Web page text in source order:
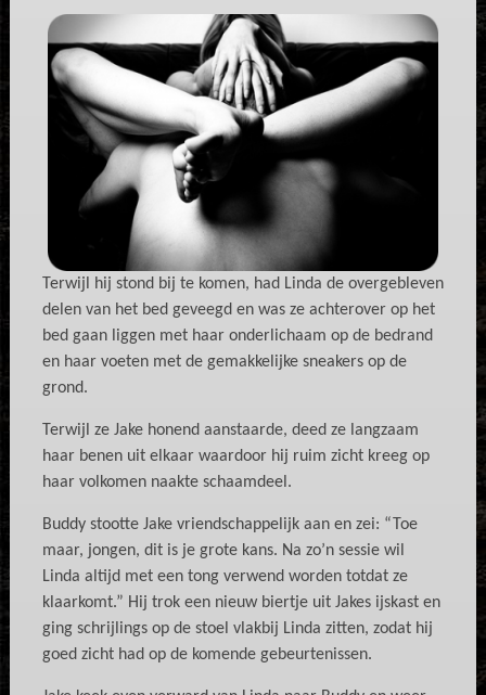
Terwijl hij stond bij te komen, had Linda de overgebleven
delen van het bed geveegd en was ze achterover op het
bed gaan liggen met haar onderlichaam op de bedrand
en haar voeten met de gemakkelijke sneakers op de
grond.
Terwijl ze Jake honend aanstaarde, deed ze langzaam
haar benen uit elkaar waardoor hij ruim zicht kreeg op
haar volkomen naakte schaamdeel.
Buddy stootte Jake vriendschappelijk aan en zei: “Toe
maar, jongen, dit is je grote kans. Na zo’n sessie wil
Linda altijd met een tong verwend worden totdat ze
klaarkomt.” Hij trok een nieuw biertje uit Jakes ijskast en
ging schrijlings op de stoel vlakbij Linda zitten, zodat hij
goed zicht had op de komende gebeurtenissen.